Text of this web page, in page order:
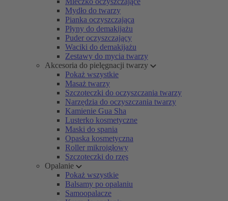
Mydło do twarzy
Pianka oczyszczająca
Płyny do demakijażu
Puder oczyszczający
Waciki do demakijażu
Zestawy do mycia twarzy
Akcesoria do pielęgnacji twarzy
Pokaż wszystkie
Masaż twarzy
Szczoteczki do oczyszczania twarzy
Narzędzia do oczyszczania twarzy
Kamienie Gua Sha
Lusterko kosmetyczne
Maski do spania
Opaska kosmetyczna
Roller mikroigłowy
Szczoteczki do rzęs
Opalanie
Pokaż wszystkie
Balsamy po opalaniu
Samoopalacze